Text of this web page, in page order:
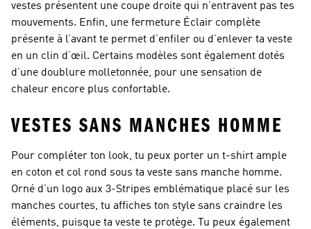
vestes présentent une coupe droite qui n’entravent pas tes
mouvements. Enfin, une fermeture Éclair complète
présente à l’avant te permet d’enfiler ou d’enlever ta veste
en un clin d’œil. Certains modèles sont également dotés
d’une doublure molletonnée, pour une sensation de
chaleur encore plus confortable.
VESTES SANS MANCHES HOMME
Pour compléter ton look, tu peux porter un t-shirt ample
en coton et col rond sous ta veste sans manche homme.
Orné d’un logo aux 3-Stripes emblématique placé sur les
manches courtes, tu affiches ton style sans craindre les
éléments, puisque ta veste te protège. Tu peux également